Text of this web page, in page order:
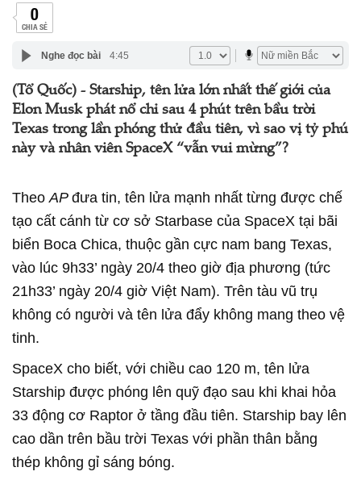
0
CHIA SẺ
Nghe đọc bài 4:45
(Tổ Quốc) - Starship, tên lửa lớn nhất thế giới của
Elon Musk phát nổ chỉ sau 4 phút trên bầu trời
Texas trong lần phóng thử đầu tiên, vì sao vị tỷ phú
này và nhân viên SpaceX “vẫn vui mừng”?
TheoAP đưa tin, tên lửa mạnh nhất từng được chế
tạo cất cánh từ cơ sở Starbase của SpaceX tại bãi
biển Boca Chica, thuộc gần cực nam bang Texas,
vào lúc 9h33’ ngày 20/4 theo giờ địa phương (tức
21h33’ ngày 20/4 giờ Việt Nam). Trên tàu vũ trụ
không có người và tên lửa đẩy không mang theo vệ
tinh.
SpaceX cho biết, với chiều cao 120 m, tên lửa
Starship được phóng lên quỹ đạo sau khi khai hỏa
33 động cơ Raptor ở tầng đầu tiên. Starship bay lên
cao dần trên bầu trời Texas với phần thân bằng
thép không gỉ sáng bóng.